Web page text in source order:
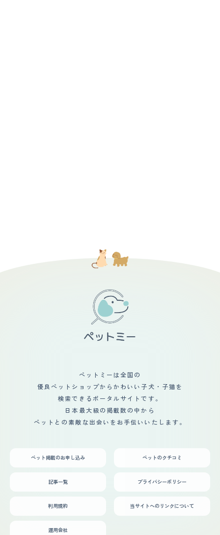
ペットミーは全国の
優良ペットショップからかわいい子犬・子猫を
検索できるポータルサイトです。
日本最大級の掲載数の中から
ペットとの素敵な出会いをお手伝いいたします。
ペット掲載のお申し込み ペットのクチコミ
記事一覧 プライバシーポリシー
利用規約 当サイトへのリンクについて
運用会社